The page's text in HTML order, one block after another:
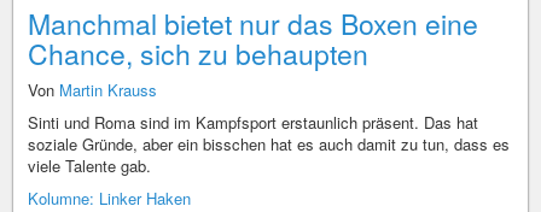
Manchmal bietet nur das Boxen eine
Chance, sich zu behaupten
Von Martin Krauss
Sinti und Roma sind im Kampfsport erstaunlich präsent. Das hat
soziale Gründe, aber ein bisschen hat es auch damit zu tun, dass es
viele Talente gab.
Kolumne: Linker Haken